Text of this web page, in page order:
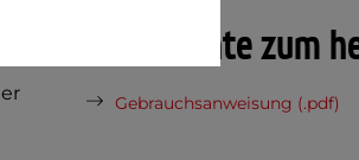
Dokumente zum
Gebrauchsanweisung (.pdf)